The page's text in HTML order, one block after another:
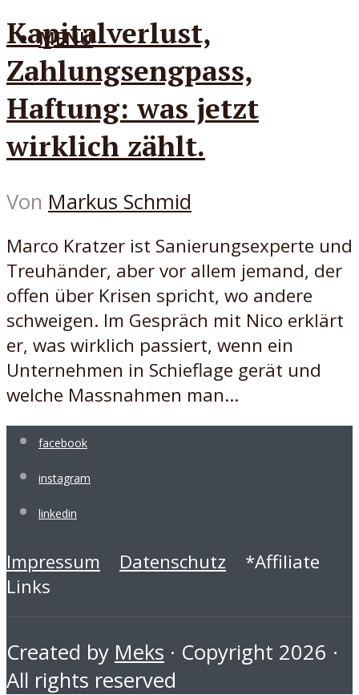
MENÜ
Kapitalverlust,
Zahlungsengpass,
Haftung: was jetzt
wirklich zählt.
Von Markus Schmid
Marco Kratzer ist Sanierungsexperte und
Treuhänder, aber vor allem jemand, der
offen über Krisen spricht, wo andere
schweigen. Im Gespräch mit Nico erklärt
er, was wirklich passiert, wenn ein
Unternehmen in Schieflage gerät und
welche Massnahmen man...
facebook
instagram
linkedin
Impressum Datenschutz *Affiliate
Links
Created by Meks · Copyright 2026 ·
All rights reserved